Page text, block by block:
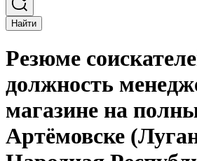
Найти
Резюме
должность
магазине на
Артёмовске